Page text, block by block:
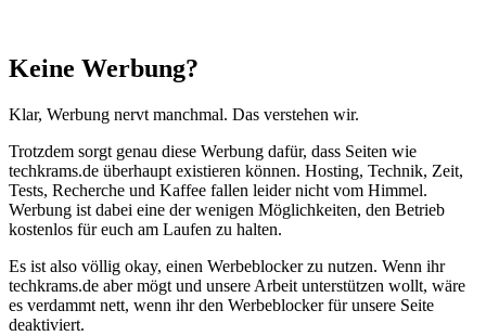
Schließen
Keine Werbung?
Klar, Werbung nervt manchmal. Das verstehen wir.
Trotzdem sorgt genau diese Werbung dafür, dass Seiten wie
techkrams.de überhaupt existieren können. Hosting, Technik, Zeit,
Tests, Recherche und Kaffee fallen leider nicht vom Himmel.
Werbung ist dabei eine der wenigen Möglichkeiten, den Betrieb
kostenlos für euch am Laufen zu halten.
Es ist also völlig okay, einen Werbeblocker zu nutzen. Wenn ihr
techkrams.de aber mögt und unsere Arbeit unterstützen wollt, wäre
es verdammt nett, wenn ihr den Werbeblocker für unsere Seite
deaktiviert.